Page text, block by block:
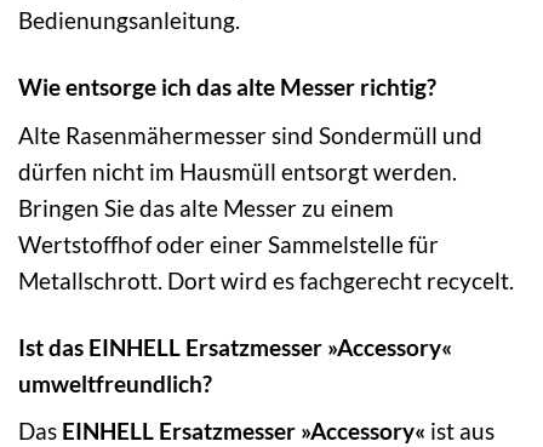
Bedienungsanleitung.
Wie entsorge ich das alte Messer richtig?
Alte Rasenmähermesser sind Sondermüll und
dürfen nicht im Hausmüll entsorgt werden.
Bringen Sie das alte Messer zu einem
Wertstoffhof oder einer Sammelstelle für
Metallschrott. Dort wird es fachgerecht recycelt.
Ist das EINHELL Ersatzmesser »Accessory«
umweltfreundlich?
Das EINHELL Ersatzmesser »Accessory« ist aus